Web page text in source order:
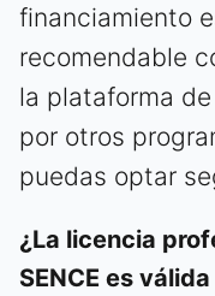
financiamiento
recomendable
la plataforma de
por otros
puedas optar
¿La licencia
SENCE es